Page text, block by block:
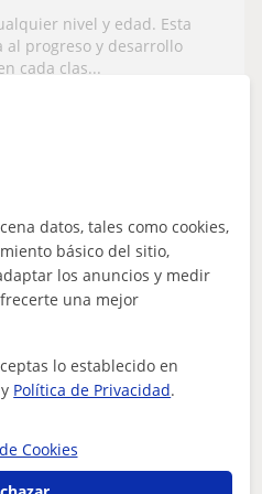
nivel y edad. Esta
al progreso y desarrollo
cada clas...
1ª clase gratis
(rama de salud) de
datos, tales como cookies,
básico del sitio,
los anuncios y medir
una mejor
lo establecido en
y Política de Privacidad.
Cookies